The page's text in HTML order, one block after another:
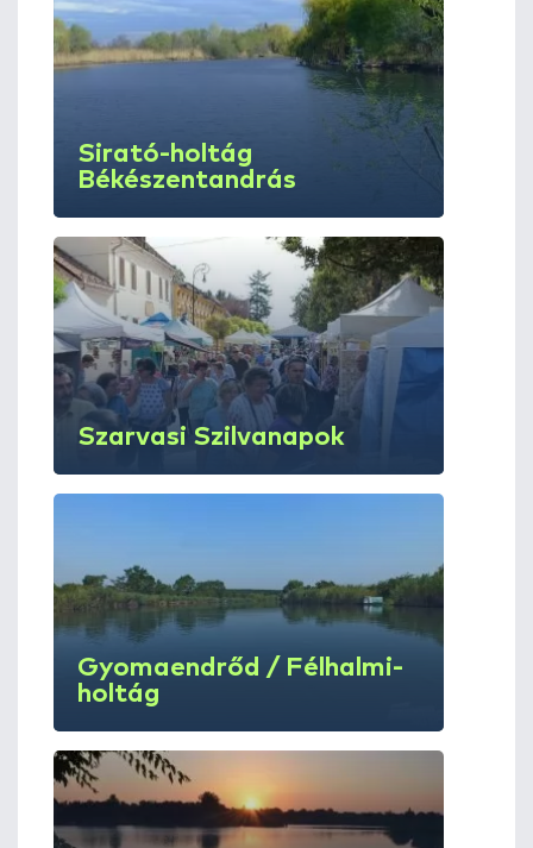
Sirató-holtág
Békészentandrás
Szarvasi Szilvanapok
Gyomaendrőd / Félhalmi-
holtág